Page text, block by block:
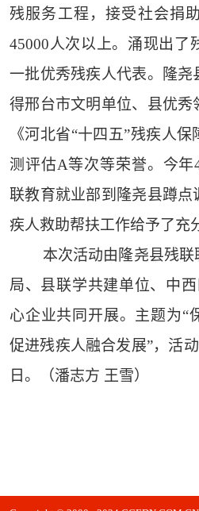
残服务工程，接受社会捐
45000人次以上。涌现出了
一批优秀残疾人代表。隆尧
得邢台市文明单位、县优
《河北省“十四五”残疾人
测评估A等次等荣誉。今
联教育就业部到隆尧县蹲
疾人救助帮扶工作给予了充
本次活动由隆尧县残
局、县联学共建单位、中
心企业共同开展。主题为“
促进残疾人融合发展”，活
日。（潘志方 王雪）